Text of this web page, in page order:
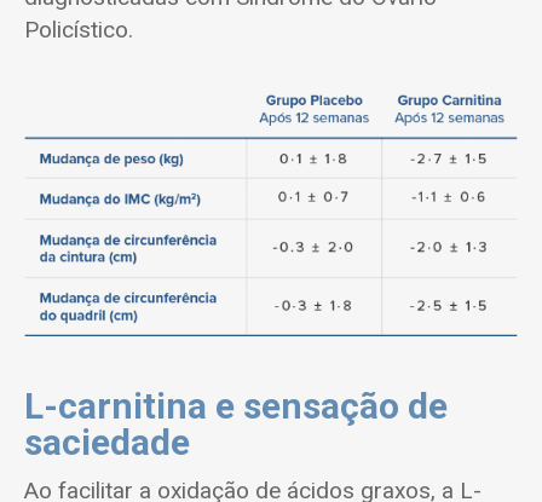
Policístico.
L-carnitina e sensação de
saciedade
Ao facilitar a oxidação de ácidos graxos, a L-